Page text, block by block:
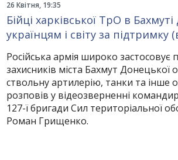
26 Квітня, 19:35
Бійці харківської ТрО в
українцям і світу за підтримку
Російська армія широко застосовує
захисників міста Бахмут Донецької
ствольну артилерію, танки та інше
розповів у відеозверненні
127-ї бригади Сил територіальної
Роман Грищенко.